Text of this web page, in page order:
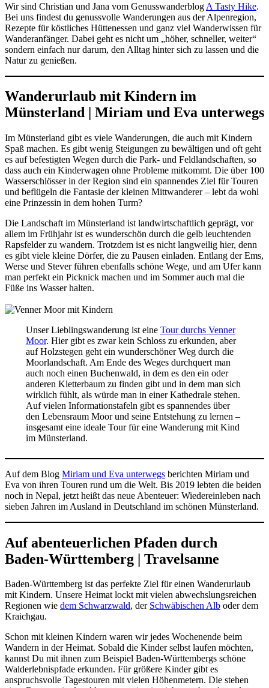
Wir sind Christian und Jana vom Genusswanderblog A Tasty Hike.
Bei uns findest du genussvolle Wanderungen aus der Alpenregion,
Rezepte für köstliches Hüttenessen und ganz viel Wanderwissen für
Wanderanfänger. Dabei geht es nicht um „höher, schneller, weiter“
sondern einfach nur darum, den Alltag hinter sich zu lassen und die
Natur zu genießen.
Wanderurlaub mit Kindern im
Münsterland | Miriam und Eva unterwegs
Im Münsterland gibt es viele Wanderungen, die auch mit Kindern
Spaß machen. Es gibt wenig Steigungen zu bewältigen und oft geht
es auf befestigten Wegen durch die Park- und Feldlandschaften, so
dass auch ein Kinderwagen ohne Probleme mitkommt. Die über 100
Wasserschlösser in der Region sind ein spannendes Ziel für Touren
und beflügeln die Fantasie der kleinen Mittwanderer – lebt da wohl
eine Prinzessin in dem hohen Turm?
Die Landschaft im Münsterland ist landwirtschaftlich geprägt, vor
allem im Frühjahr ist es wunderschön durch die gelb leuchtenden
Rapsfelder zu wandern. Trotzdem ist es nicht langweilig hier, denn
es gibt viele kleine Dörfer, die zu Pausen einladen. Entlang der Ems,
Werse und Stever führen ebenfalls schöne Wege, und am Ufer kann
man perfekt ein Picknick machen und im Sommer auch mal die
Füße ins Wasser halten.
Unser Lieblingswanderung ist eine Tour durchs Venner
Moor. Hier gibt es zwar kein Schloss zu erkunden, aber
auf Holzstegen geht ein wunderschöner Weg durch die
Moorlandschaft. Am Ende des Weges durchquert man
auch noch einen Buchenwald, in dem es den ein oder
anderen Kletterbaum zu finden gibt und in dem man sich
wirklich fühlt, als würde man in einer Kathedrale stehen.
Auf vielen Informationstafeln gibt es spannendes über
den Lebensraum Moor und seine Entstehung zu lernen –
insgesamt eine ideale Tour für eine Wanderung mit Kind
im Münsterland.
Auf dem Blog Miriam und Eva unterwegs berichten Miriam und
Eva von ihren Touren rund um die Welt. Bis 2019 lebten die beiden
noch in Nepal, jetzt heißt das neue Abenteuer: Wiedereinleben nach
sieben Jahren im Ausland in Deutschland im schönen Münsterland.
Auf abenteuerlichen Pfaden durch
Baden-Württemberg | Travelsanne
Baden-Württemberg ist das perfekte Ziel für einen Wanderurlaub
mit Kindern. Unsere Heimat lockt mit vielen abwechslungsreichen
Regionen wie dem Schwarzwald, der Schwäbischen Alb oder dem
Kraichgau.
Schon mit kleinen Kindern waren wir jedes Wochenende beim
Wandern in der Heimat. Sobald die Kinder selbst laufen möchten,
kannst Du mit ihnen zum Beispiel Baden-Württembergs schöne
Walderlebnispfade erkunden. Für größere Kinder gibt es
anspruchsvolle Tagestouren mit vielen Höhenmetern. Die stehen